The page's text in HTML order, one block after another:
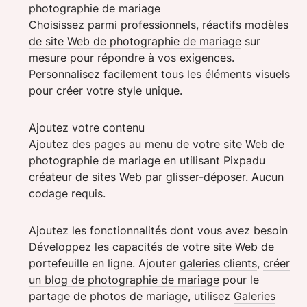
photographie de mariage
Choisissez parmi professionnels, réactifs modèles
de site Web de photographie de mariage sur
mesure pour répondre à vos exigences.
Personnalisez facilement tous les éléments visuels
pour créer votre style unique.
Ajoutez votre contenu
Ajoutez des pages au menu de votre site Web de
photographie de mariage en utilisant Pixpadu
créateur de sites Web par glisser-déposer. Aucun
codage requis.
Ajoutez les fonctionnalités dont vous avez besoin
Développez les capacités de votre site Web de
portefeuille en ligne. Ajoutergaleries clients,créer
un blog de photographie de mariage pour le
partage de photos de mariage, utilisez Galeries